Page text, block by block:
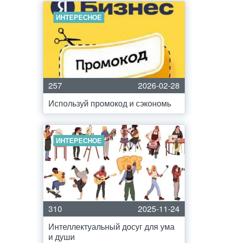
ИНТЕРЕСНОЕ
257
2026-02-28
Используй промокод и сэкономь
ИНТЕРЕСНОЕ
310
2025-11-24
Интеллектуальный досуг для ума
и души